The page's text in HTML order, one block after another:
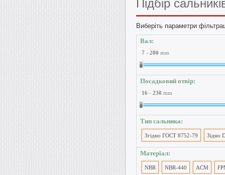
Підбір
Виберіть параметри
Вал:
7 - 200 mm
Посадковий отвір:
16 - 230 mm
Тип сальника:
Згідно ГОСТ 8752-79 Зідно
Матеріал:
NBR NBR-440 ACM